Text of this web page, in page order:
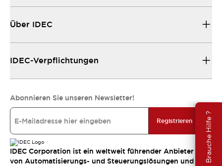
Brauche Hilfe ?
Über IDEC
IDEC-Verpflichtungen
Abonnieren Sie unseren Newsletter!
Registrieren
IDEC Corporation ist ein weltweit führender Anbieter
von Automatisierungs- und Steuerungslösungen und